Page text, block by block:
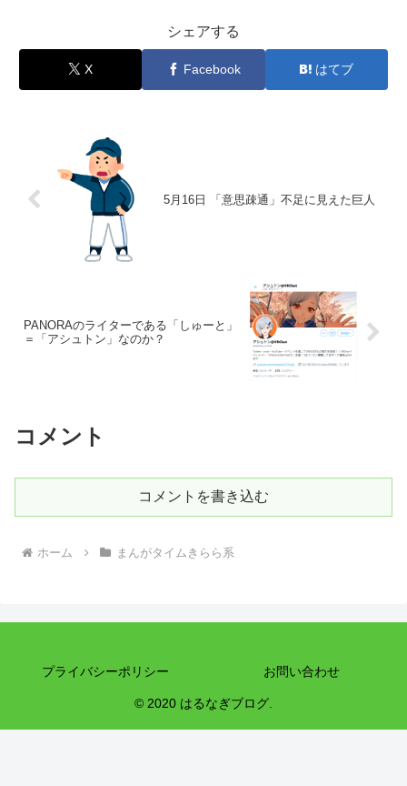
シェアする
X Facebook はてブ
5月16日 「意思疎通」不足に見えた巨人
PANORAのライターである「しゅーと」
＝「アシュトン」なのか？
コメント
コメントを書き込む
ホーム まんがタイムきらら系
プライバシーポリシー お問い合わせ
© 2020 はるなぎブログ.